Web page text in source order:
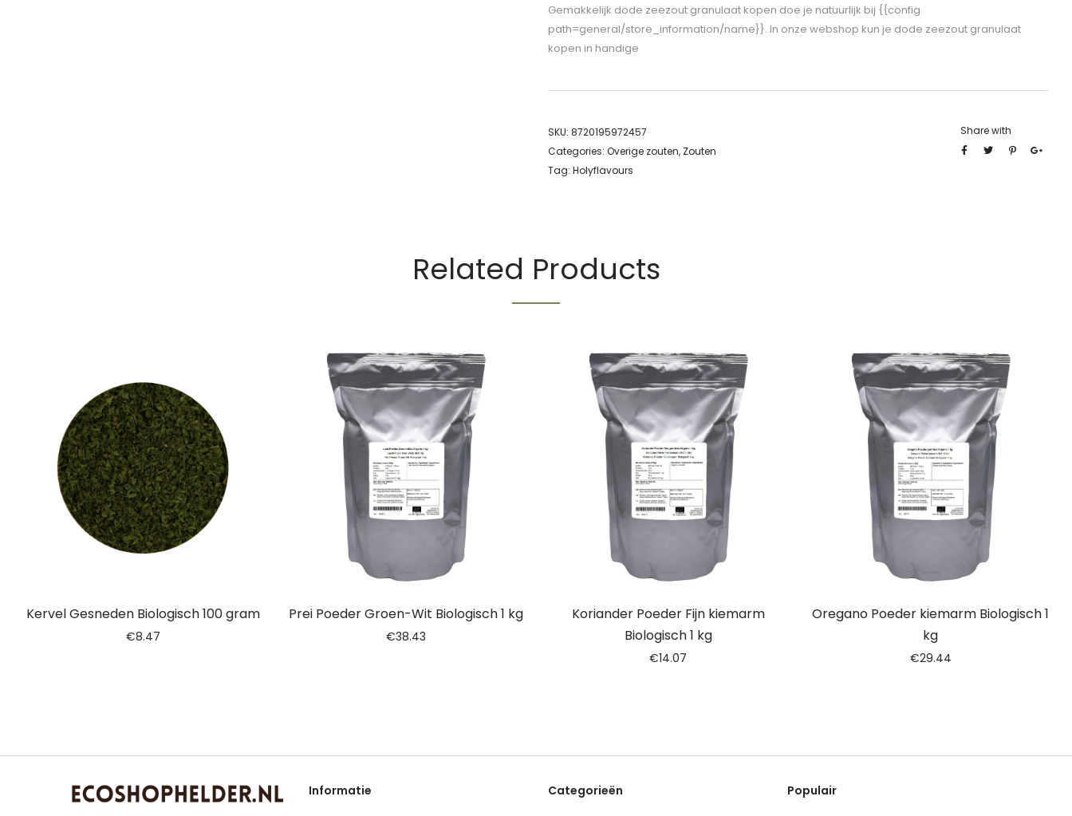
Gemakkelijk dode zeezout granulaat kopen doe je natuurlijk bij {{config
path=general/store_information/name}}. In onze webshop kun je dode zeezout granulaat
kopen in handige
SKU: 8720195972457
Categories: Overige zouten, Zouten
Tag: Holyflavours
Share with
Related Products
Kervel Gesneden Biologisch 100 gram
€8.47
Prei Poeder Groen-Wit Biologisch 1 kg
€38.43
Koriander Poeder Fijn kiemarm
Biologisch 1 kg
€14.07
Oregano Poeder kiemarm Biologisch 1
kg
€29.44
Informatie Categorieën Populair